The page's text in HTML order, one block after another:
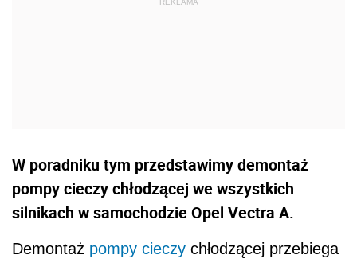
W poradniku tym przedstawimy demontaż
pompy cieczy chłodzącej we wszystkich
silnikach w samochodzie Opel Vectra A.
Demontaż pompy cieczy chłodzącej przebiega